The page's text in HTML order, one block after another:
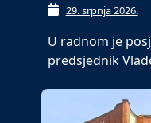
29. srpnja 2026.
U radnom je
predsjednik